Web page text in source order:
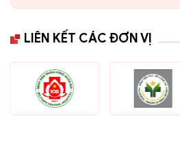
LIÊN KẾT CÁC ĐƠN VỊ